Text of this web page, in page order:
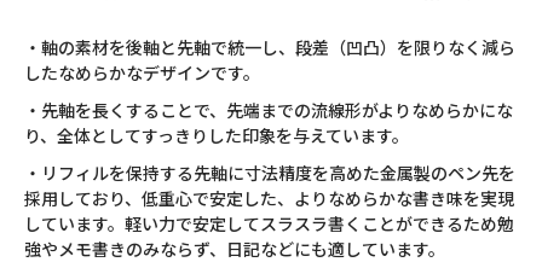
・軸の素材を後軸と先軸で統一し、段差（凹凸）を限りなく減ら
したなめらかなデザインです。
・先軸を長くすることで、先端までの流線形がよりなめらかにな
り、全体としてすっきりした印象を与えています。
・リフィルを保持する先軸に寸法精度を高めた金属製のペン先を
採用しており、低重心で安定した、よりなめらかな書き味を実現
しています。軽い力で安定してスラスラ書くことができるため勉
強やメモ書きのみならず、日記などにも適しています。